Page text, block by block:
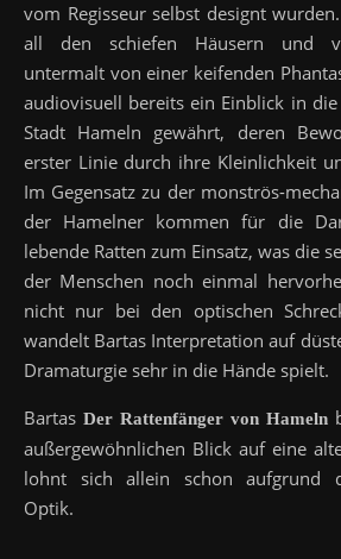
vom Regisseur selbst designt
all den schiefen Häusern und
untermalt von einer keifenden
audiovisuell bereits ein Einblick in
Stadt Hameln gewährt, deren
erster Linie durch ihre Kleinlichkeit
Im Gegensatz zu der monströs-
der Hamelner kommen für die
lebende Ratten zum Einsatz, was die
der Menschen noch einmal
nicht nur bei den optischen
wandelt Bartas Interpretation auf
Dramaturgie sehr in die Hände spielt.
Bartas Der Rattenfänger von Hameln
außergewöhnlichen Blick auf eine
lohnt sich allein schon aufgrund
Optik.